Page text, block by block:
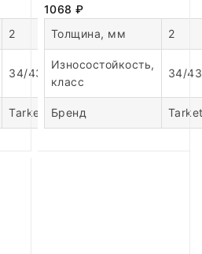
2
34/43
Tarkett
1068 ₽
Толщина, мм
2
Износостойкость,
класс
34/43
Бренд